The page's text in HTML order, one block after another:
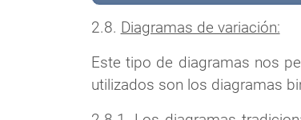
2.8. Diagramas de variación:
Este tipo de diagramas nos
utilizados son los diagramas